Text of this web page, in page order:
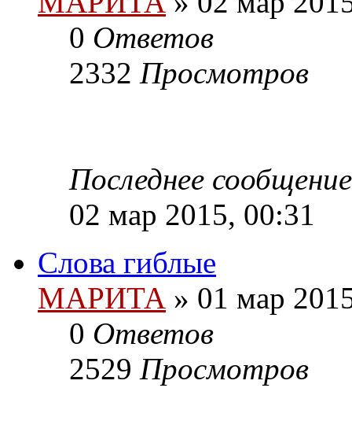
0 Ответов
2332 Просмотров
Последнее сообщение
02 мар 2015, 00:31
Слова гиблые
МАРИТА » 01 мар
0 Ответов
2529 Просмотров